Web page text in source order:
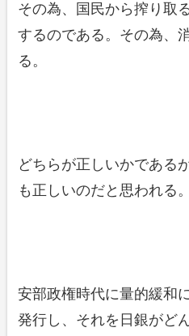
その為、国民から搾り取
するのである。その為、
る。
どちらが正しいかである
も正しいのだと思われる。
安部政権時代に量的緩和
発行し、それを日銀がど